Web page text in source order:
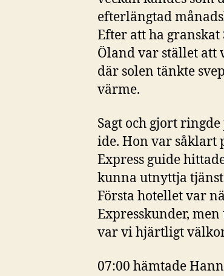
efterlängtad
Efter att ha
Öland var stället att
där solen tänkte
värme.
Sagt och gjort
ide. Hon var såklart
Express guide
kunna utnyttja
Första hotellet var
Expresskunder,
var vi hjärtligt
07:00 hämtade